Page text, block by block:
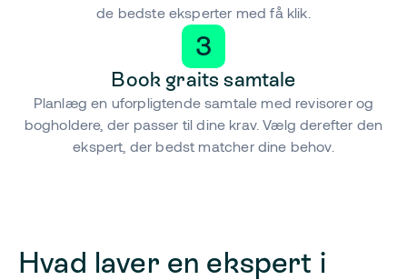
de bedste eksperter med få klik.
3
Book graits samtale
Planlæg en uforpligtende samtale med revisorer og
bogholdere, der passer til dine krav. Vælg derefter den
ekspert, der bedst matcher dine behov.
Hvad laver en ekspert i